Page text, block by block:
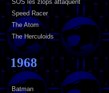
SOS les zlops attaquent
Speed Racer
The Atom
The Herculoids
1968
Batman